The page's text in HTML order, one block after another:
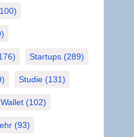
Startups(289)
Studie(131)
Wallet(102)
(93)